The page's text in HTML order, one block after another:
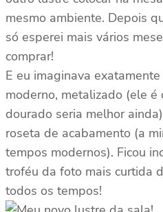
mesmo ambiente. Depois
só esperei mais vários
comprar!
E eu imaginava
moderno, metalizado (ele é
dourado seria melhor
roseta de acabamento (a
tempos modernos). Ficou
troféu da foto mais curtida
todos os tempos!